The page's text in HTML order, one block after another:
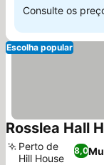
Consulte os
Escolha popular
Rosslea Hall
8,0
Perto de
Hill House